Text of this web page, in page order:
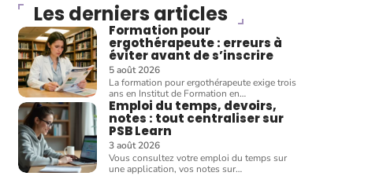
Les derniers articles
Formation pour
ergothérapeute : erreurs à
éviter avant de s’inscrire
5 août 2026
La formation pour ergothérapeute exige trois
ans en Institut de Formation en…
Emploi du temps, devoirs,
notes : tout centraliser sur
PSB Learn
3 août 2026
Vous consultez votre emploi du temps sur
une application, vos notes sur…